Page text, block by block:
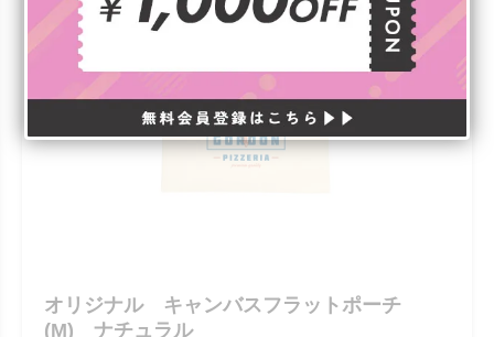
オリジナル キャンバスフラットポーチ
(M) ナチュラル